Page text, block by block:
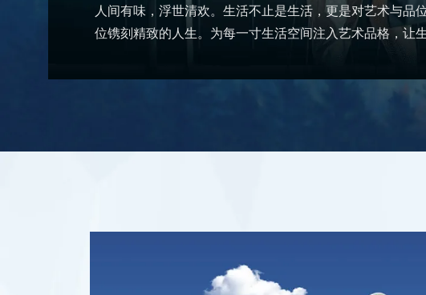
强大的吸引力。为用户定制
蝴蝶效应。